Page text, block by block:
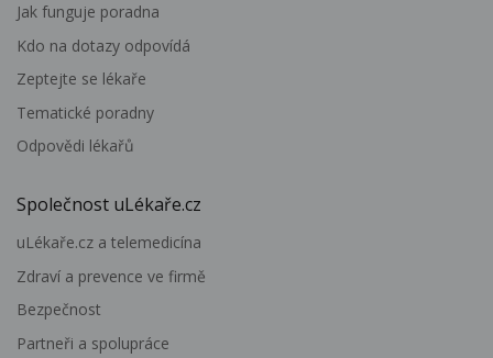
Jak funguje poradna
Kdo na dotazy odpovídá
Zeptejte se lékaře
Tematické poradny
Odpovědi lékařů
Společnost uLékaře.cz
uLékaře.cz a telemedicína
Zdraví a prevence ve firmě
Bezpečnost
Partneři a spolupráce